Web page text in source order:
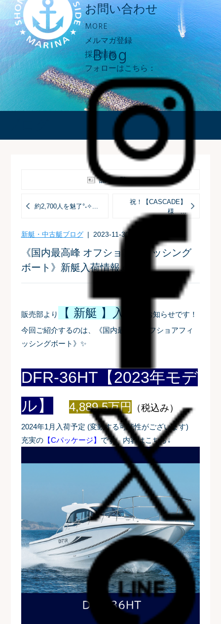
お問い合わせ
MORE
メルマガ登録
採用情報
フォローはこちら：
Blog
記事一覧へ
約2,700人を魅了°˖✧...
祝！【CASCADE】
様 ...
新艇・中古艇ブログ| 2023-11-30
《国内最高峰 オフショアフィッシング
ボート》新艇入荷情報.o○
販売部より 【 新艇 】入荷
のお知らせです！
今回ご紹介するのは、
《国内最高峰 オフショアフィ
ッシングボート 》 ✨
DFR-36HT【2023年モデ
ル】
4,889.5万円 （税込み）
2024年1月入荷予定 (変動する可能性がございます)
充実の【Cパッケージ】 です。内容はこちら↓